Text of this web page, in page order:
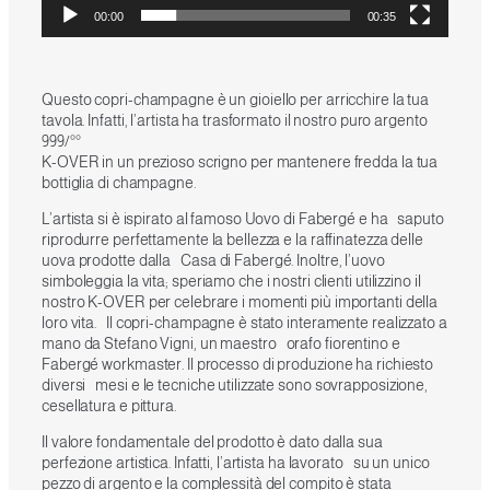
00:00 00:35
Questo copri-champagne è un gioiello per arricchire la tua
tavola. Infatti, l’artista ha trasformato il nostro puro argento
999/°°
K-OVER in un prezioso scrigno per mantenere fredda la tua
bottiglia di champagne.
L’artista si è ispirato al famoso Uovo di Fabergé e ha saputo
riprodurre perfettamente la bellezza e la raffinatezza delle
uova prodotte dalla Casa di Fabergé. Inoltre, l’uovo
simboleggia la vita; speriamo che i nostri clienti utilizzino il
nostro K-OVER per celebrare i momenti più importanti della
loro vita. Il copri-champagne è stato interamente realizzato a
mano da Stefano Vigni, un maestro orafo fiorentino e
Fabergé workmaster. Il processo di produzione ha richiesto
diversi mesi e le tecniche utilizzate sono sovrapposizione,
cesellatura e pittura.
Il valore fondamentale del prodotto è dato dalla sua
perfezione artistica. Infatti, l’artista ha lavorato su un unico
pezzo di argento e la complessità del compito è stata